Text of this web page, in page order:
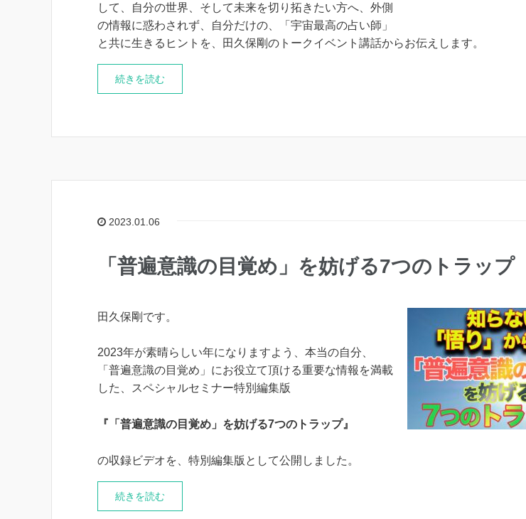
して、自分の世界、そして未来を切り拓きたい方へ、外側
の情報に惑わされず、自分だけの、「宇宙最高の占い師」
と共に生きるヒントを、田久保剛のトークイベント講話からお伝えします。
続きを読む
2023.01.06
「普遍意識の目覚め」を妨げる7つのトラップ
田久保剛です。
2023年が素晴らしい年になりますよう、本当の自分、
「普遍意識の目覚め」にお役立て頂ける重要な情報を満載
した、スペシャルセミナー特別編集版
『「普遍意識の目覚め」を妨げる7つのトラップ』
の収録ビデオを、特別編集版として公開しました。
続きを読む